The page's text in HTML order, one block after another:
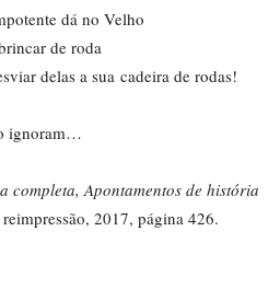
dá no Velho
de roda
delas a sua cadeira de rodas!
ignoram…
completa, Apontamentos de história
2017, página 426.